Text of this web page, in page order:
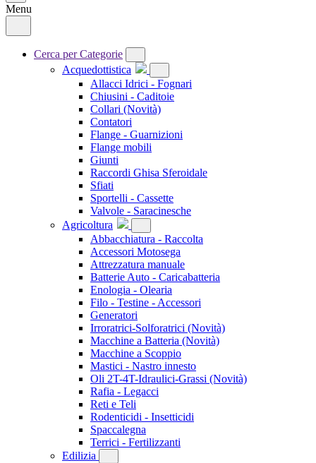
Menu
Cerca per Categorie
Acquedottistica
Allacci Idrici - Fognari
Chiusini - Caditoie
Collari (Novità)
Contatori
Flange - Guarnizioni
Flange mobili
Giunti
Raccordi Ghisa Sferoidale
Sfiati
Sportelli - Cassette
Valvole - Saracinesche
Agricoltura
Abbacchiatura - Raccolta
Accessori Motosega
Attrezzatura manuale
Batterie Auto - Caricabatteria
Enologia - Olearia
Filo - Testine - Accessori
Generatori
Irroratrici-Solforatrici (Novità)
Macchine a Batteria (Novità)
Macchine a Scoppio
Mastici - Nastro innesto
Oli 2T-4T-Idraulici-Grassi (Novità)
Rafia - Legacci
Reti e Teli
Rodenticidi - Insetticidi
Spaccalegna
Terrici - Fertilizzanti
Edilizia